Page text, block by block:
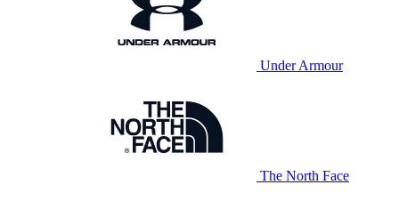
Under Armour
The North Face